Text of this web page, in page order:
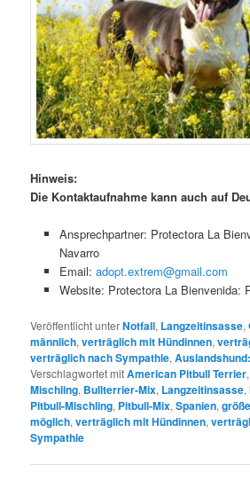
Hinweis:
Die Kontaktaufnahme kann auch auf
Ansprechpartner: Protectora La
Navarro
Email: adopt.extrem@gmail.com
Website: Protectora La Bienvenida:
Veröffentlicht unterNotfall, Langzeitinsasse,
männlich,verträglich mit Hündinnen,
verträglich nach Sympathie,
Verschlagwortet mitAmerican Pitbull Terrier,
Mischling, Bullterrier-Mix, Langzeitinsasse,
Pitbull-Mischling, Pitbull-Mix,Spanien,
möglich,verträglich mit Hündinnen,
Sympathie